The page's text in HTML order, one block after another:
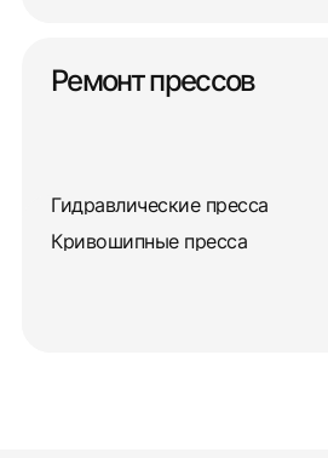
Ремонт прессов
Гидравлические пресса
Кривошипные пресса